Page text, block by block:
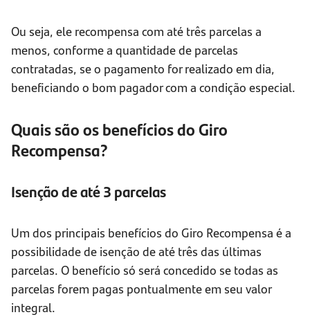
Ou seja, ele recompensa com até três parcelas a
menos, conforme a quantidade de parcelas
contratadas, se o pagamento for realizado em dia,
beneficiando o bom pagador com a condição especial.
Quais são os benefícios do Giro
Recompensa?
Isenção de até 3 parcelas
Um dos principais benefícios do Giro Recompensa é a
possibilidade de isenção de até três das últimas
parcelas. O benefício só será concedido se todas as
parcelas forem pagas pontualmente em seu valor
integral.